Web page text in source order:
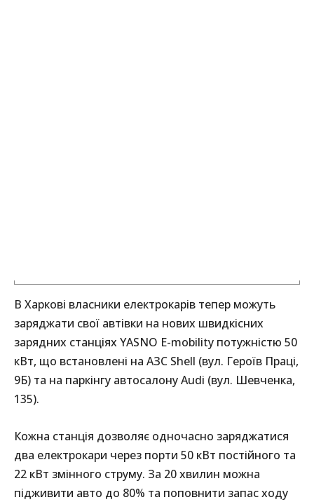
В Харкові власники електрокарів тепер можуть
заряджати свої автівки на нових швидкісних
зарядних станціях YASNO E-mobility потужністю 50
кВт, що встановлені на АЗС Shell (вул. Героїв Праці,
9Б) та на паркінгу автосалону Audi (вул. Шевченка,
135).
Кожна станція дозволяє одночасно заряджатися
два електрокари через порти 50 кВт постійного та
22 кВт змінного струму. За 20 хвилин можна
підживити авто до 80% та поповнити запас ходу